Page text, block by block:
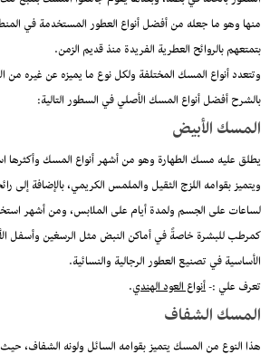
منها وهو ما جعله من أفضل أنواع العطور المستخدمة في
بتمتعهم بالروائح العطرية الفريدة منذ قديم الزمن.
وتتعدد أنواع المسك المختلفة ولكل نوع ما يميزه عن غيره من
بالشرح أفضل أنواع المسكالأصلي في السطور التالية:
المسك الأبيض
يطلق عليه مسك الطهارة وهو من أشهر أنواع المسك وأكثرها
ويتميز بقوامه اللزج الثقيل والملمس الكريمي، بالإضافة إلى
لساعات على الجسم ولمدة أيام على الملابس، ومن أشهر
كمرطب للبشرة خاصةً في أماكن النبض مثل الرسغين وأسفل
الأساسية في تصنيع العطور الرجالية والنسائية.
تعرف علي :-أنواع العود الهندي.
المسك الشفاف
هذا النوع من المسك يتميز بقوامه السائل ولونه الشفاف،